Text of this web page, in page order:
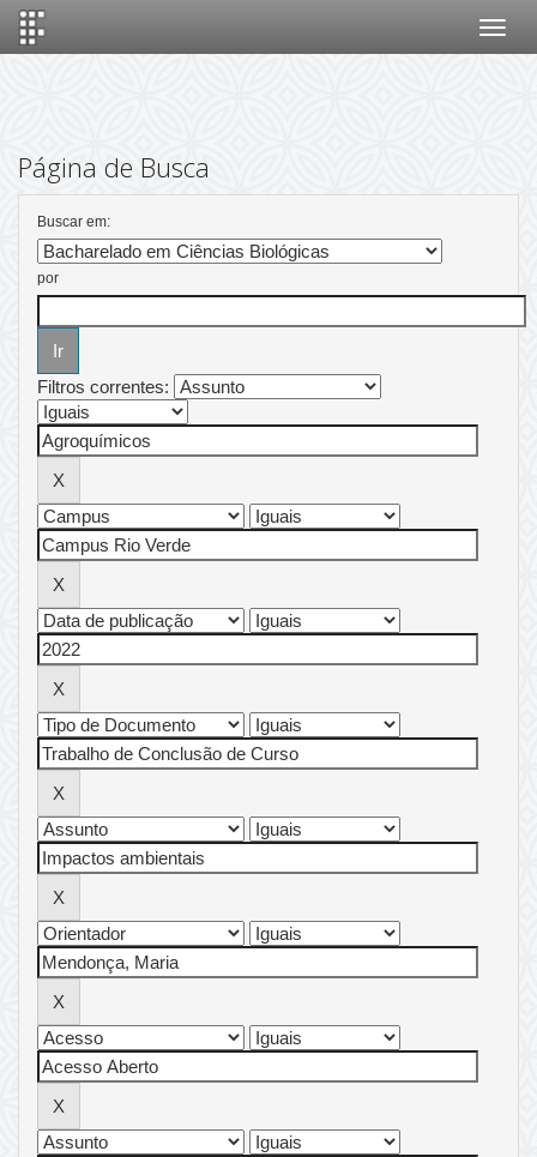
Página de Busca
Buscar em:
por
Filtros correntes: